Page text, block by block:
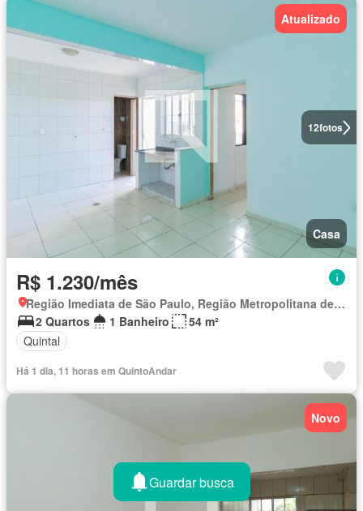
12fotos
Atualizado
Casa
R$ 1.230/mês
Região Imediata de São Paulo, Região Metropolitana de São Paulo
2 Quartos
1 Banheiro
54 m²
Quintal
Há 1 dia, 11 horas em QuintoAndar
Novo
Guardar busca